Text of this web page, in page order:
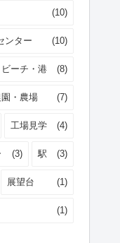
(10)
ンター (10)
ーチ・港 (8)
・農場 (7)
工場見学 (4)
(3) 駅 (3)
展望台 (1)
(1)